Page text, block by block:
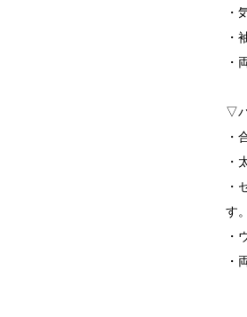
・
・
・
▽
・
・
・
す。
・
・